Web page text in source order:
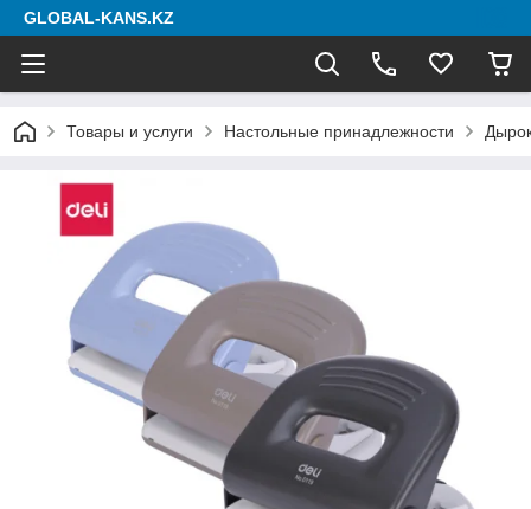
GLOBAL-KANS.KZ
Товары и услуги Настольные принадлежности